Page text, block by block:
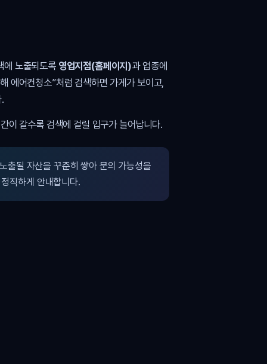
에 노출되도록 영업지점(홈페이지)과 업종에
에어컨청소”처럼 검색하면 가게가 보이고,
이 갈수록 검색에 걸릴 입구가 늘어납니다.
노출될 자산을 꾸준히 쌓아 문의 가능성을
직하게 안내합니다.